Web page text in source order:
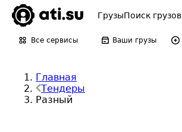
ГрузыПоиск грузов
Все сервисы Ваши грузы
Главная
Тендеры
Разный